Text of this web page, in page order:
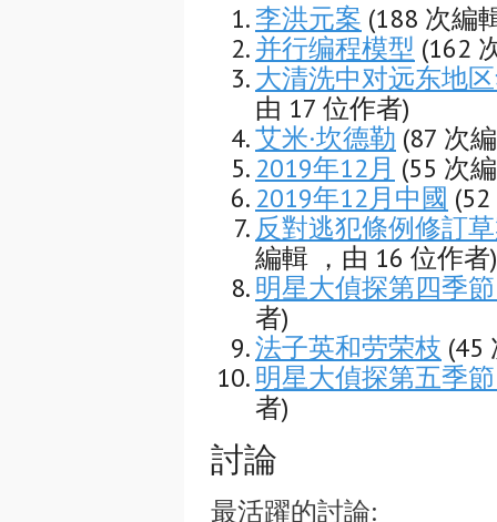
李洪元案 (188 次編
并行编程模型 (162
大清洗中对远东地
由 17 位作者)
艾米·坎德勒 (87 次
2019年12月 (55 次
2019年12月中國
反對逃犯條例修訂
編輯 ，由 16 位作者)
明星大偵探第四季
者)
法子英和劳荣枝 (45
明星大偵探第五季
者)
討論
最活躍的討論: